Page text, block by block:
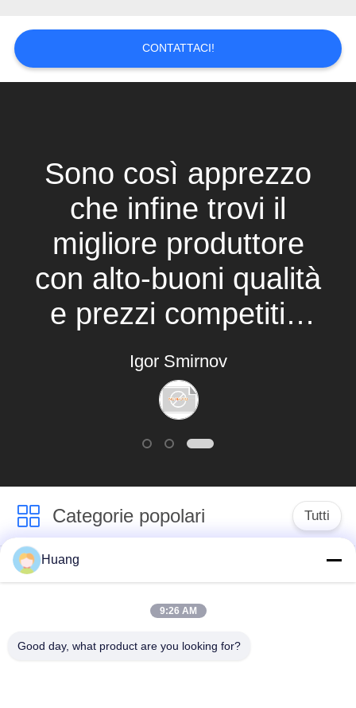
CONTATTACI!
Sono così apprezzo
che infine trovi il
migliore produttore
con alto-buoni qualità
e prezzi competitivi
ed inoltre sostengo i
servizi su misura.
Igor Smirnov
Categorie popolari Tutti
Marine Turbocharger
Parts
ABB
Sovralimentazione
INCONTRATO la
Huang
9:26 AM
Good day, what product are you looking for?